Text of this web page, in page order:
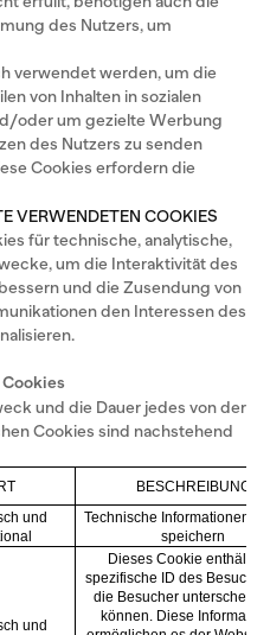
des Nutzers, um
verwendet werden, um die
von Inhalten in sozialen
oder um gezielte Werbung
des Nutzers zu senden
Cookies erfordern die
VERWENDETEN COOKIES
für technische, analytische,
um die Interaktivität des
und die Zusendung von
den Interessen des
und die Dauer jedes von der
Cookies sind nachstehend
BESCHREIBUNG
und
Technische Informationen
speichern
und
Dieses Cookie enthält
spezifische ID des
die Besucher
können. Diese